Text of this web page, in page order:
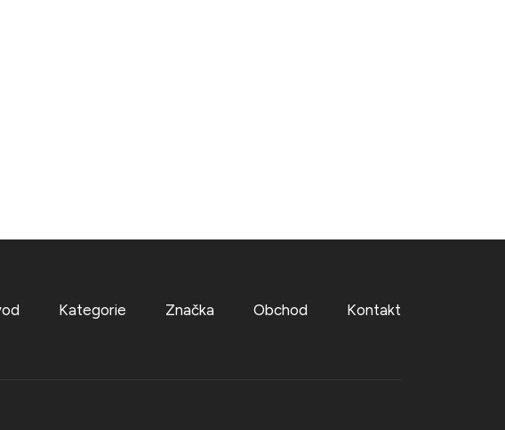
Kategorie Značka Obchod Kontakt